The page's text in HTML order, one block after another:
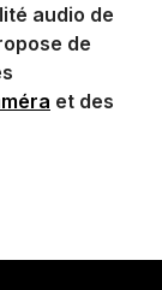
audio de
de
et des